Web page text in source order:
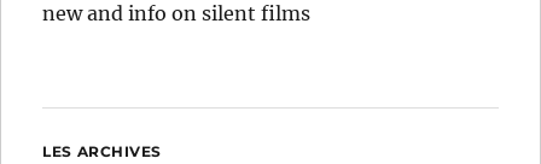
new and info on silent films
LES ARCHIVES